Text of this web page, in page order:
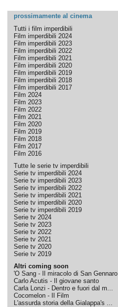
prossimamente al cinema
Tutti i film imperdibili
Film imperdibili 2024
Film imperdibili 2023
Film imperdibili 2022
Film imperdibili 2021
Film imperdibili 2020
Film imperdibili 2019
Film imperdibili 2018
Film imperdibili 2017
Film 2024
Film 2023
Film 2022
Film 2021
Film 2020
Film 2019
Film 2018
Film 2017
Film 2016
Tutte le serie tv imperdibili
Serie tv imperdibili 2024
Serie tv imperdibili 2023
Serie tv imperdibili 2022
Serie tv imperdibili 2021
Serie tv imperdibili 2020
Serie tv imperdibili 2019
Serie tv 2024
Serie tv 2023
Serie tv 2022
Serie tv 2021
Serie tv 2020
Serie tv 2019
Altri coming soon
'O Sang - Il miracolo di San Gennaro
Carlo Acutis - Il giovane santo
Carla Lonzi - Dentro e fuori dal m...
Cocomelon - Il Film
L'assurda storia della Gialappa's ...